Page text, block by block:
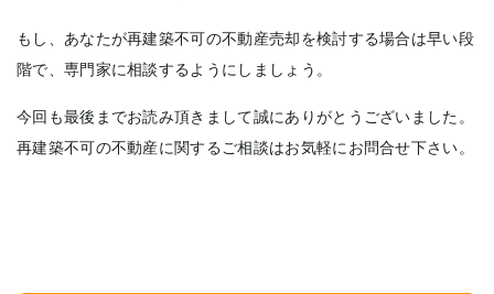
もし、あなたが再建築不可の不動産売却を検討する場合は早い段
階で、専門家に相談するようにしましょう。
今回も最後までお読み頂きまして誠にありがとうございました。
再建築不可の不動産に関するご相談はお気軽にお問合せ下さい。